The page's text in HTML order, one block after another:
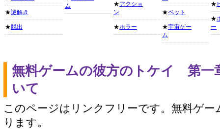
★謎解き
★ 脱出
ム
★アクショ
ン
★ホラー
★ペット
★宇宙ゲー
ム
★
★
ー
無料ゲームの彼方のトケイ 第一
いて
このページはリンクフリーです。無料ゲー
ります。